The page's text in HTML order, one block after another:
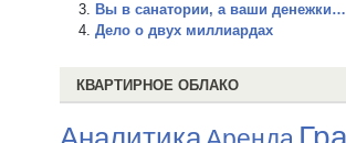
Вы в санатории, а ваши
Дело о двух миллиардах
КВАРТИРНОЕ ОБЛАКО